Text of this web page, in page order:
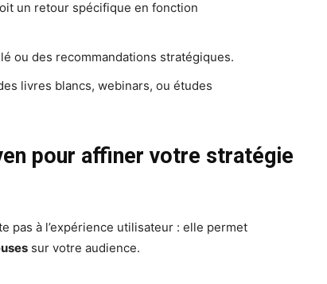
un retour spécifique en fonction
ou des recommandations stratégiques.
livres blancs, webinars, ou études
pour affiner votre stratégie
pas à l’expérience utilisateur : elle permet
sur votre audience.